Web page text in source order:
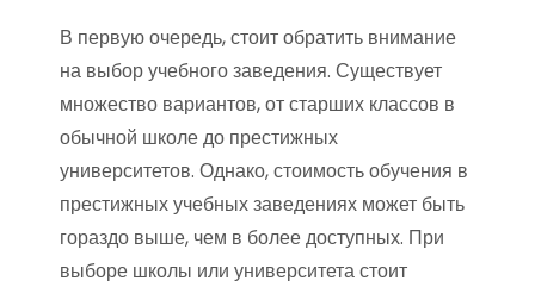
В первую очередь, стоит обратить внимание
на выбор учебного заведения. Существует
множество вариантов, от старших классов в
обычной школе до престижных
университетов. Однако, стоимость обучения в
престижных учебных заведениях может быть
гораздо выше, чем в более доступных. При
выборе школы или университета стоит